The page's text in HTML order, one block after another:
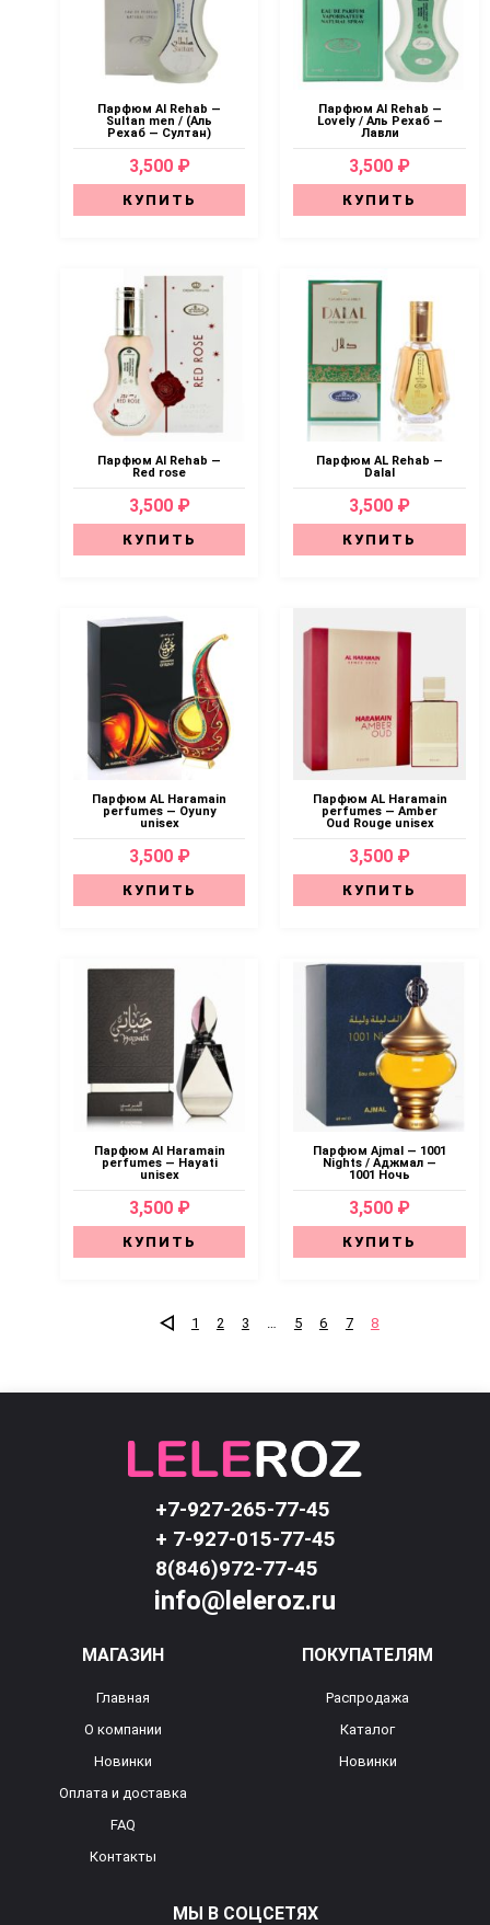
Парфюм Al Rehab —
Sultan men / (Аль
Рехаб — Султан)
3,500 ₽
КУПИТЬ
Парфюм Al Rehab —
Lovely / Аль Рехаб —
Лавли
3,500 ₽
КУПИТЬ
Парфюм Al Rehab —
Red rose
3,500 ₽
КУПИТЬ
Парфюм AL Rehab —
Dalal
3,500 ₽
КУПИТЬ
Парфюм AL Haramain
perfumes — Oyuny
unisex
3,500 ₽
КУПИТЬ
Парфюм AL Haramain
perfumes — Amber
Oud Rouge unisex
3,500 ₽
КУПИТЬ
Парфюм Al Haramain
perfumes — Hayati
unisex
3,500 ₽
КУПИТЬ
Парфюм Ajmal — 1001
Nights / Аджмал —
1001 Ночь
3,500 ₽
КУПИТЬ
1 2 3 5 6 7 8
+7-927-265-77-45
+ 7-927-015-77-45
8(846)972-77-45
info@leleroz.ru
МАГАЗИН
Главная
О компании
Новинки
Оплата и доставка
FAQ
Контакты
ПОКУПАТЕЛЯМ
Распродажа
Каталог
Новинки
МЫ В СОЦСЕТЯХ